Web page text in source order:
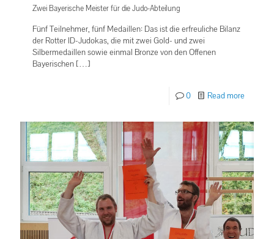
Zwei Bayerische Meister für die Judo-Abteilung
Fünf Teilnehmer, fünf Medaillen: Das ist die erfreuliche Bilanz
der Rotter ID-Judokas, die mit zwei Gold- und zwei
Silbermedaillen sowie einmal Bronze von den Offenen
Bayerischen[…]
0 Read more